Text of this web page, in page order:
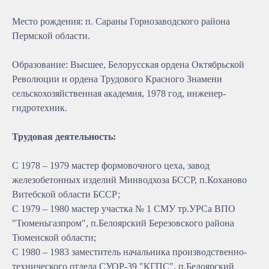
Место рождения: п. Сараны Горнозаводского района
Пермской области.
Образование: Высшее, Белорусская ордена Октябрьской
Революции и ордена Трудового Красного Знамени
сельскохозяйственная академия, 1978 год, инженер-
гидротехник.
Трудовая деятельность:
С 1978 – 1979 мастер формовочного цеха, завод
железобетонных изделий Минводхоза БССР, п.Коханово
Витебской области БССР;
С 1979 – 1980 мастер участка № 1 СМУ тр.УРСа ВПО
"Тюменьгазпром", п.Белоярский Березовского района
Тюменской области;
С 1980 – 1983 заместитель начальника производственно-
технического отдела СУОР-39 "КГПС", п.Белоярский